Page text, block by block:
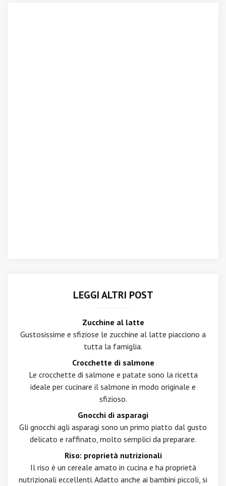
LEGGI ALTRI POST
Zucchine al latte
Gustosissime e sfiziose le zucchine al latte piacciono a
tutta la famiglia.
Crocchette di salmone
Le crocchette di salmone e patate sono la ricetta
ideale per cucinare il salmone in modo originale e
sfizioso.
Gnocchi di asparagi
Gli gnocchi agli asparagi sono un primo piatto dal gusto
delicato e raffinato, molto semplici da preparare.
Riso: proprietà nutrizionali
Il riso è un cereale amato in cucina e ha proprietà
nutrizionali eccellenti. Adatto anche ai bambini piccoli, si